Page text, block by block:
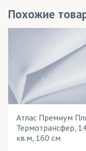
Похожие
Атлас Премиум
Термотрансфер,
кв.м, 160 см